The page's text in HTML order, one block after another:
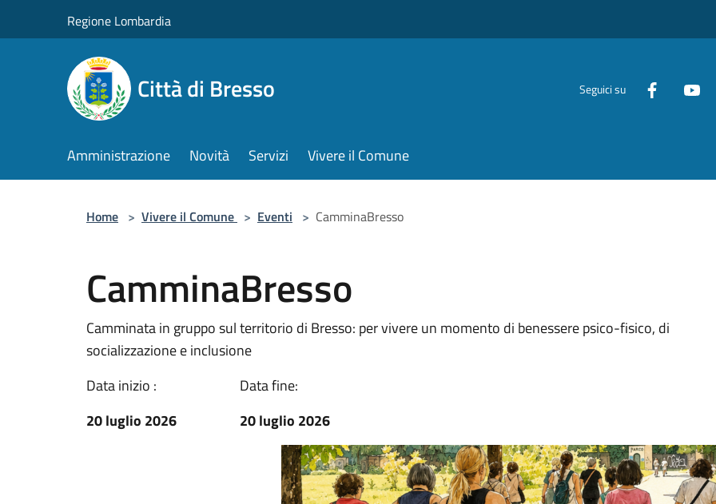
Regione Lombardia
Città di Bresso Seguici su
Amministrazione Novità Servizi Vivere il Comune
Home > Vivere il Comune > Eventi > CamminaBresso
CamminaBresso
Camminata in gruppo sul territorio di Bresso: per vivere un momento di benessere psico-fisico, di
socializzazione e inclusione
Data inizio :
20 luglio 2026
Data fine:
20 luglio 2026